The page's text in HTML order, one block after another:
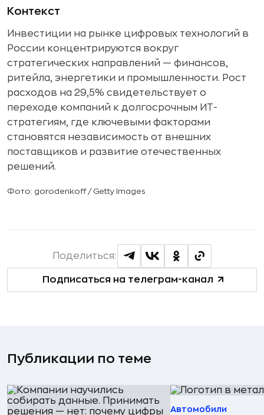
Контекст
Инвестиции на рынке цифровых технологий в
России концентрируются вокруг
стратегических направлений — финансов,
ритейла, энергетики и промышленности. Рост
расходов на 29,5% свидетельствует о
переходе компаний к долгосрочным ИТ-
стратегиям, где ключевыми факторами
становятся независимость от внешних
поставщиков и развитие отечественных
решений.
Фото: gorodenkoff / Getty Images
Подписаться на телеграм-канал
Поделиться:
Публикации по теме
Автомобили